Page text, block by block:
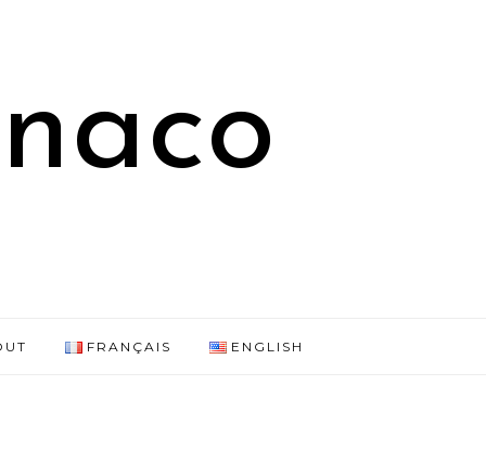
FRANÇAIS ENGLISH